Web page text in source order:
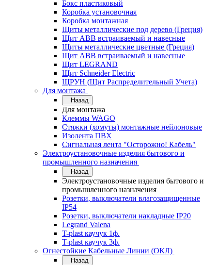
Бокс пластиковый
Коробка установочная
Коробка монтажная
Щиты металлические под дерево (Греция)
Щит ABB встраиваемый и навесные
Щиты металлические цветные (Греция)
Щит ABB встраиваемый и навесные
Щит LEGRAND
Щит Schneider Electric
ЩРУН (Щит Распределительный Учета)
Для монтажа
Назад
Для монтажа
Клеммы WAGO
Стяжки (хомуты) монтажные нейлоновые
Изолента ПВХ
Сигнальная лента "Осторожно! Кабель"
Электроустановочные изделия бытового и
промышленного назначения
Назад
Электроустановочные изделия бытового и
промышленного назначения
Розетки, выключатели влагозащищенные
IP54
Розетки, выключатели накладные IP20
Legrand Valena
T-plast каучук 1ф.
T-plast каучук 3ф.
Огнестойкие Кабельные Линии (ОКЛ)
Назад